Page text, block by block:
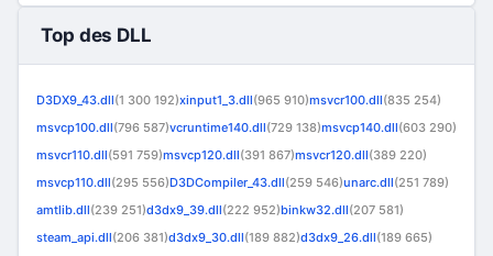
Top des DLL
D3DX9_43.dll(1 300 192)xinput1_3.dll(965 910)msvcr100.dll(835 254)
msvcp100.dll(796 587)vcruntime140.dll(729 138)msvcp140.dll(603 290)
msvcr110.dll(591 759)msvcp120.dll(391 867)msvcr120.dll(389 220)
msvcp110.dll(295 556)D3DCompiler_43.dll(259 546)unarc.dll(251 789)
amtlib.dll(239 251)d3dx9_39.dll(222 952)binkw32.dll(207 581)
steam_api.dll(206 381)d3dx9_30.dll(189 882)d3dx9_26.dll(189 665)